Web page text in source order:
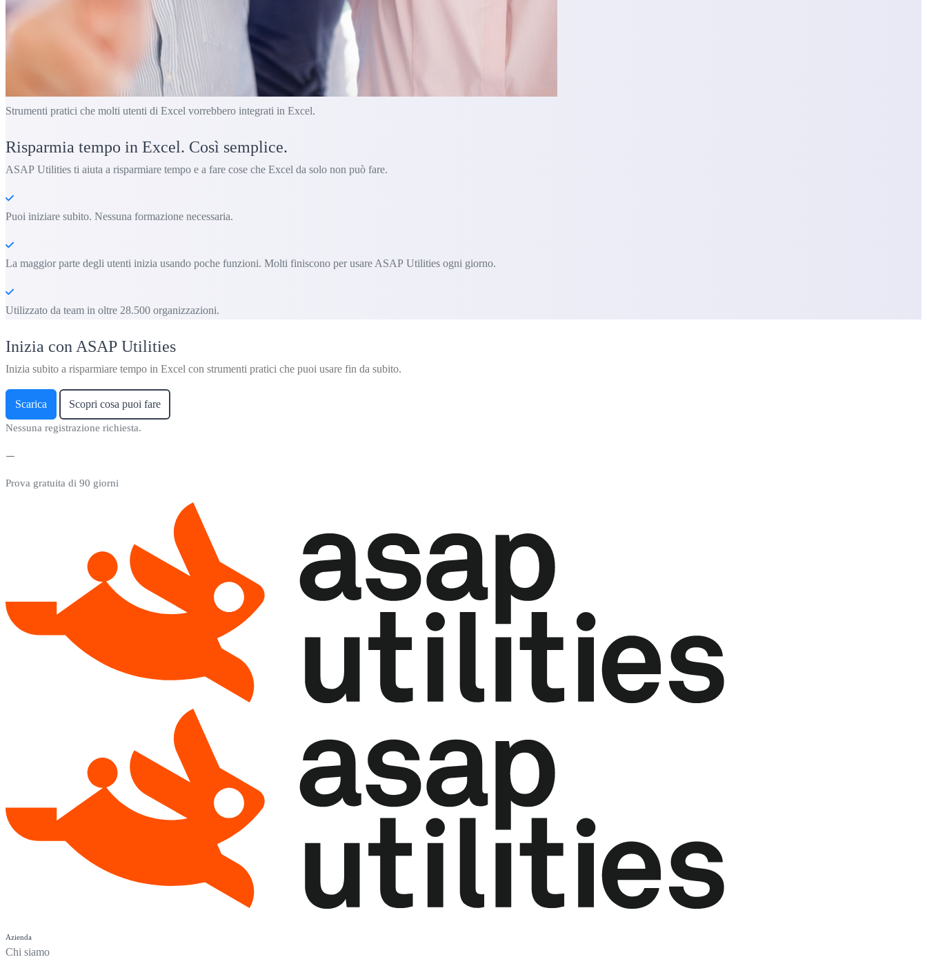
Strumenti pratici che molti utenti di Excel vorrebbero integrati in Excel.
Risparmia tempo in Excel. Così semplice.
ASAP Utilities ti aiuta a risparmiare tempo e a fare cose che Excel da solo non può fare.
Puoi iniziare subito. Nessuna formazione necessaria.
La maggior parte degli utenti inizia usando poche funzioni. Molti finiscono per usare ASAP Utilities ogni giorno.
Utilizzato da team in oltre 28.500 organizzazioni.
Inizia con ASAP Utilities
Inizia subito a risparmiare tempo in Excel con strumenti pratici che puoi usare fin da subito.
Scarica Scopri cosa puoi fare
Nessuna registrazione richiesta.
Prova gratuita di 90 giorni
Azienda
Chi siamo